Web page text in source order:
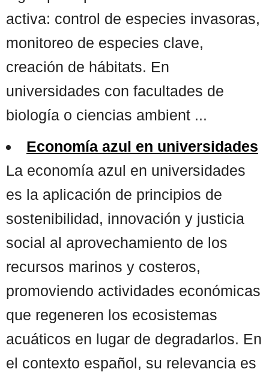
activa: control de especies invasoras,
monitoreo de especies clave,
creación de hábitats. En
universidades con facultades de
biología o ciencias ambient ...
Economía azul en universidades
La economía azul en universidades
es la aplicación de principios de
sostenibilidad, innovación y justicia
social al aprovechamiento de los
recursos marinos y costeros,
promoviendo actividades económicas
que regeneren los ecosistemas
acuáticos en lugar de degradarlos. En
el contexto español, su relevancia es